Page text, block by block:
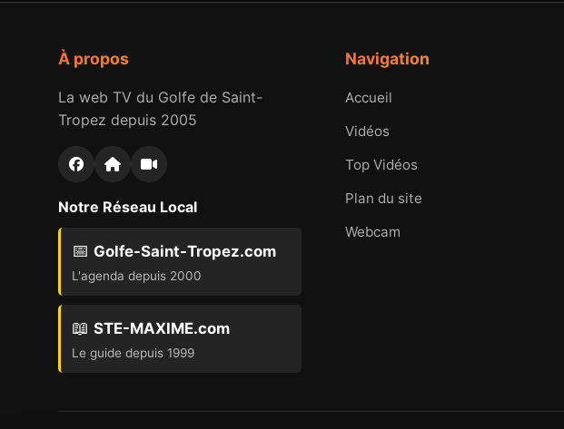
À propos
La web TV du Golfe de Saint-
Tropez depuis 2005
Notre Réseau Local
📅 Golfe-Saint-Tropez.com
L'agenda depuis 2000
📖 STE-MAXIME.com
Le guide depuis 1999
Navigation
Accueil
Vidéos
Top Vidéos
Plan du site
Webcam